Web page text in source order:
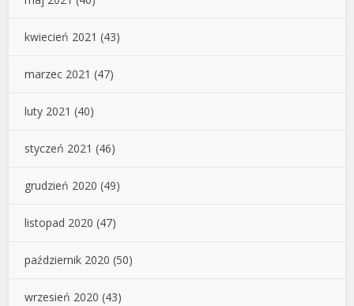
kwiecień 2021 (43)
marzec 2021 (47)
luty 2021 (40)
styczeń 2021 (46)
grudzień 2020 (49)
listopad 2020 (47)
październik 2020 (50)
wrzesień 2020 (43)